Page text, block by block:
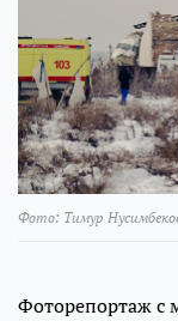
Фото: Тимур
Фоторепортаж с